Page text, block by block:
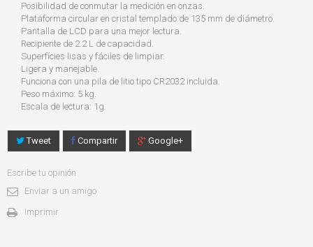
Posibilidad de conmutar la medición en onzas.
Plataforma circular en cristal templado de 135 mm de diámetro.
Pantalla de LCD para una mejor lectura.
Recipiente de 2.2 L de capacidad.
Superfícies lisas y fáciles de limpiar.
Ligera y manejable.
Funciona con una pila de litio tipo CR2032 incluida.
Peso máximo: 5 kg.
Escala de lectura: 1g.
Tweet Compartir Google+
Escribe tu opinión
Enviar a un amigo
Imprimir